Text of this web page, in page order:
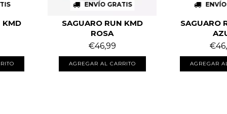
KMD
ENVÍO GRATIS
SAGUARO RUN KMD
ROSA
€46,99
AGREGAR AL CARRITO
SAGUARO
AGREGAR